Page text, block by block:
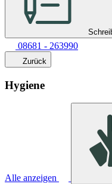
08681 - 263990
Zurück
Hygiene
Alle anzeigen